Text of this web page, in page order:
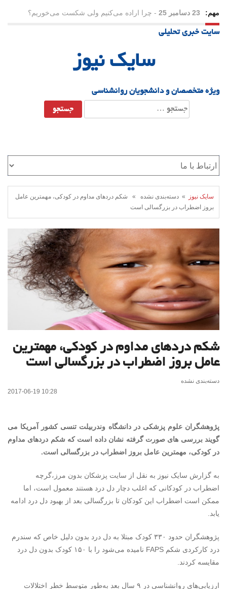
مهم: 23 دسامبر 25 - چرا اراده می‌کنیم ولی شکست می‌خوریم؟
21 دسامبر 25
سایت خبری تحلیلی
سایک نیوز
ویژه متخصصان و دانشجویان روانشناسی
جستجو
برای:
سایک نیوز
» دسته‌بندی نشده » شکم دردهای مداوم در کودکی، مهمترین عامل
بروز اضطراب در بزرگسالی است
شکم دردهای مداوم در کودکی، مهمترین
عامل بروز اضطراب در بزرگسالی است
دسته‌بندی نشده
2017-06-19 10:28
پژوهشگران علوم پزشکی در دانشگاه وندربیلت تنسی کشور آمریکا می
گویند بررسی های صورت گرفته نشان داده است که شکم دردهای مداوم
در کودکی، مهمترین عامل بروز اضطراب در بزرگسالی است.
به گزارش سایک نیوز به نقل از سایت پزشکان بدون مرز،گرچه
اضطراب در کودکانی که اغلب دچار دل درد هستند معمول است، اما
ممکن است اضطراب این کودکان تا بزرگسالی بعد از بهبود دل درد ادامه
یابد.
پژوهشگران حدود ۳۳۰ کودک مبتلا به دل درد بدون دلیل خاص که سندرم
درد کارکردی شکم FAPS نامیده می‌شود را با ۱۵۰ کودک بدون دل درد
مقایسه کردند.
ارزیابی‌های روانشناسی در ۹ سال بعد به‌طور متوسط خطر اختلالات